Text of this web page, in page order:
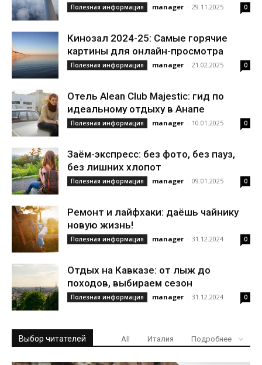
Полезная информация manager - 29.11.2025 0
Кинозал 2024-25: Самые горячие
картины для онлайн-просмотра
Полезная информация manager - 21.02.2025 0
Отель Alean Club Majestic: гид по
идеальному отдыху в Анапе
Полезная информация manager - 10.01.2025 0
Заём-экспресс: без фото, без пауз,
без лишних хлопот
Полезная информация manager - 09.01.2025 0
Ремонт и лайфхаки: даёшь чайнику
новую жизнь!
Полезная информация manager - 31.12.2024 0
Отдых на Кавказе: от лыж до
походов, выбираем сезон
Полезная информация manager - 31.12.2024 0
Выбор читателей All Италия Подробнее